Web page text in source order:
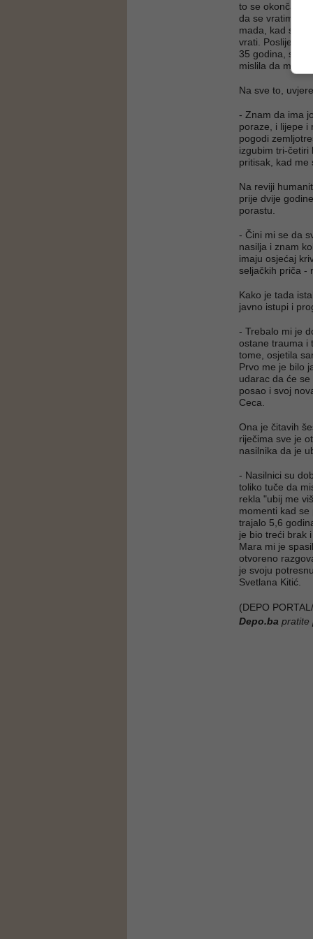
to se okončalo
da se vratim u
mada, kad se
vrati. Poslije
35 godina,
mislila da mi
Na sve to,
- Znam da ima
poraze, i lijepe i
pogodi
izgubim tri-četiri
pritisak, kad me
Na reviji
prije dvije
porastu.
- Čini mi se da
nasilja i znam
imaju osjećaj
seljačkih priča -
Kako je tada
javno istupi i
- Trebalo mi je
ostane trauma i
tome, osjetila
Prvo me je bilo
udarac da će
posao i svoj
Ceca.
Ona je čitavih
riječima sve je
nasilnika da je
- Nasilnici su
toliko tuče da
rekla "ubij me
momenti kad
trajalo 5,6
je bio treći brak
Mara mi je
otvoreno
je svoju
Svetlana Kitić.
(DEPO
Depo.ba pratite